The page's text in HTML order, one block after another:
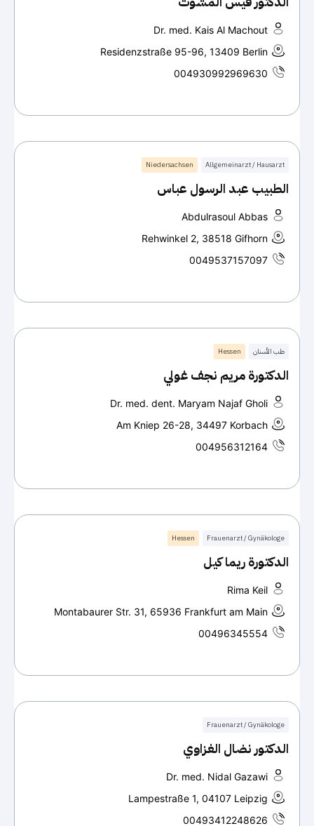
Dr. med. Kais Al Machout
Residenzstraße 95-96, 13409 Berlin
004930992969630
Allgemeinarzt / Hausarzt
Niedersachsen
الطبيب عبد الرسول عباس
Abdulrasoul Abbas
Rehwinkel 2, 38518 Gifhorn
0049537157097
طب الأسنان Hessen
الدكتورة مريم نجف غولي
Dr. med. dent. Maryam Najaf Gholi
Am Kniep 26-28, 34497 Korbach
004956312164
Frauenarzt / Gynäkologe
Hessen
الدكتورة ريما كيل
Rima Keil
Montabaurer Str. 31, 65936 Frankfurt am Main
00496345554
Frauenarzt / Gynäkologe
الدكتور نضال الغزاوي
Dr. med. Nidal Gazawi
Lampestraße 1, 04107 Leipzig
00493412248626